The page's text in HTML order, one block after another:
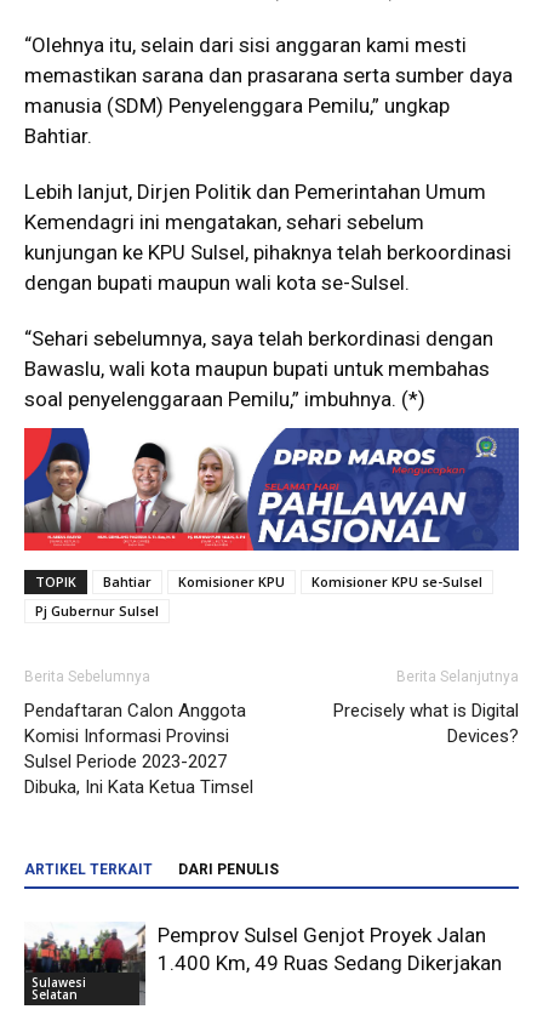
“Olehnya itu, selain dari sisi anggaran kami mesti
memastikan sarana dan prasarana serta sumber daya
manusia (SDM) Penyelenggara Pemilu,” ungkap
Bahtiar.
Lebih lanjut, Dirjen Politik dan Pemerintahan Umum
Kemendagri ini mengatakan, sehari sebelum
kunjungan ke KPU Sulsel, pihaknya telah berkoordinasi
dengan bupati maupun wali kota se-Sulsel.
“Sehari sebelumnya, saya telah berkordinasi dengan
Bawaslu, wali kota maupun bupati untuk membahas
soal penyelenggaraan Pemilu,” imbuhnya. (*)
TOPIK Bahtiar Komisioner KPU
Komisioner KPU se-Sulsel
Pj Gubernur Sulsel
Berita Sebelumnya
Pendaftaran Calon Anggota
Komisi Informasi Provinsi
Sulsel Periode 2023-2027
Dibuka, Ini Kata Ketua Timsel
Berita Selanjutnya
Precisely what is Digital
Devices?
ARTIKEL TERKAIT DARI PENULIS
Sulawesi
Selatan
Pemprov Sulsel Genjot Proyek Jalan
1.400 Km, 49 Ruas Sedang Dikerjakan